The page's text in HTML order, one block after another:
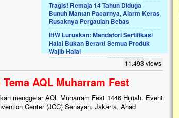
Tragis! Remaja 14 Tahun Diduga
Bunuh Mantan Pacarnya, Alarm Keras
Rusaknya Pergaulan Bebas
IHW Luruskan: Mandatori Sertifikasi
Halal Bukan Berarti Semua Produk
Wajib Halal
11.493 views
AQL Muharram Fest
menggelar AQL Muharram Fest 1446 Hijriah. Event
Center (JCC) Senayan, Jakarta, Ahad
Lima Tahun Mangkrak, Masjid di
Pelosok ini Mengenaskan. Ayo Bantu.!!
Nasib masjid di Kampung Cilumbu ini sungguh
mengenaskan. Lima tahun mangkrak, kini nyaris
berlumut, dan menghitam terpapar panas dan